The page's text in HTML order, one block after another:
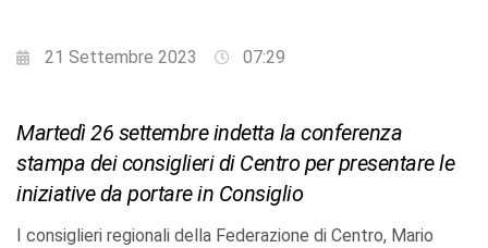
21 Settembre 2023 07:29
Martedì 26 settembre indetta la conferenza
stampa dei consiglieri di Centro per presentare le
iniziative da portare in Consiglio
I consiglieri regionali della Federazione di Centro, Mario